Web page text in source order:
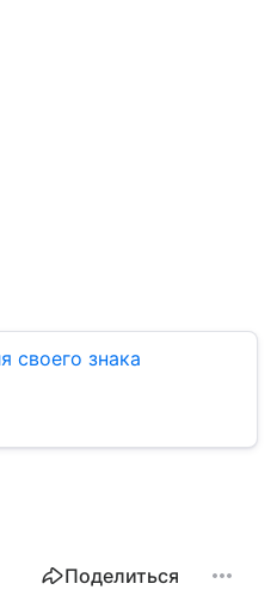
своего знака
Поделиться